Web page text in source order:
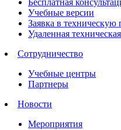
Бесплатная
Учебные версии
Заявка в техническую
Удаленная
Сотрудничество
Учебные центры
Партнеры
Новости
Мероприятия